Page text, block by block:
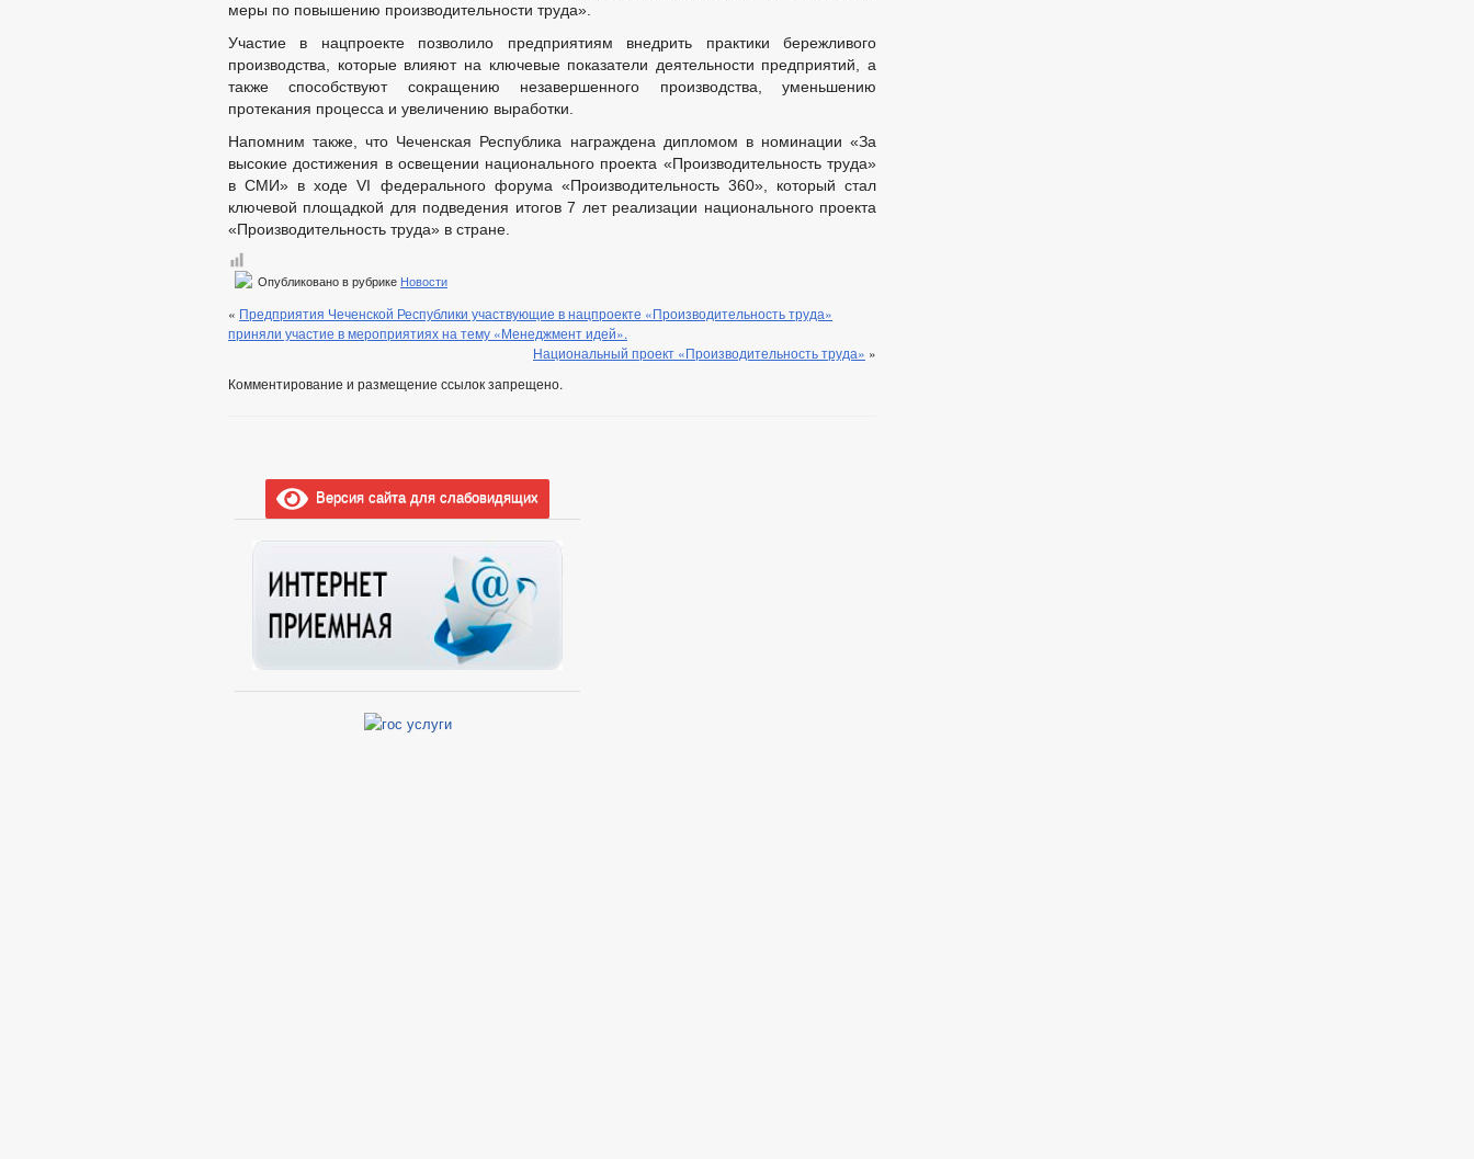
меры по повышению производительности труда».
Участие в нацпроекте позволило предприятиям внедрить практики бережливого
производства, которые влияют на ключевые показатели деятельности предприятий, а
также способствуют сокращению незавершенного производства, уменьшению
протекания процесса и увеличению выработки.
Напомним также, что Чеченская Республика награждена дипломом в номинации «За
высокие достижения в освещении национального проекта «Производительность труда»
в СМИ» в ходе VI федерального форума «Производительность 360», который стал
ключевой площадкой для подведения итогов 7 лет реализации национального проекта
«Производительность труда» в стране.
Опубликовано в рубрике Новости
« Предприятия Чеченской Республики участвующие в нацпроекте «Производительность труда»
приняли участие в мероприятиях на тему «Менеджмент идей».
Национальный проект «Производительность труда» »
Комментирование и размещение ссылок запрещено.
Версия сайта для слабовидящих